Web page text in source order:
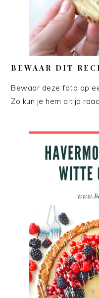
BEWAAR DIT
Bewaar deze foto op
Zo kun je hem altijd